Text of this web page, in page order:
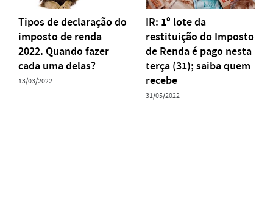
Tipos de declaração do
imposto de renda
2022. Quando fazer
cada uma delas?
13/03/2022
IR: 1º lote da
restituição do Imposto
de Renda é pago nesta
terça (31); saiba quem
recebe
31/05/2022